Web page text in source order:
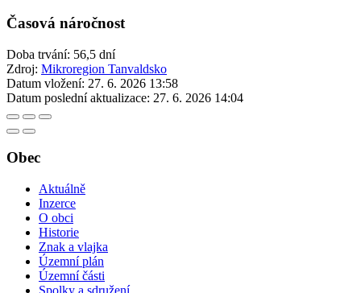
Časová náročnost
Doba trvání: 56,5 dní
Zdroj: Mikroregion Tanvaldsko
Datum vložení: 27. 6. 2026 13:58
Datum poslední aktualizace: 27. 6. 2026 14:04
Obec
Aktuálně
Inzerce
O obci
Historie
Znak a vlajka
Územní plán
Územní části
Spolky a sdružení